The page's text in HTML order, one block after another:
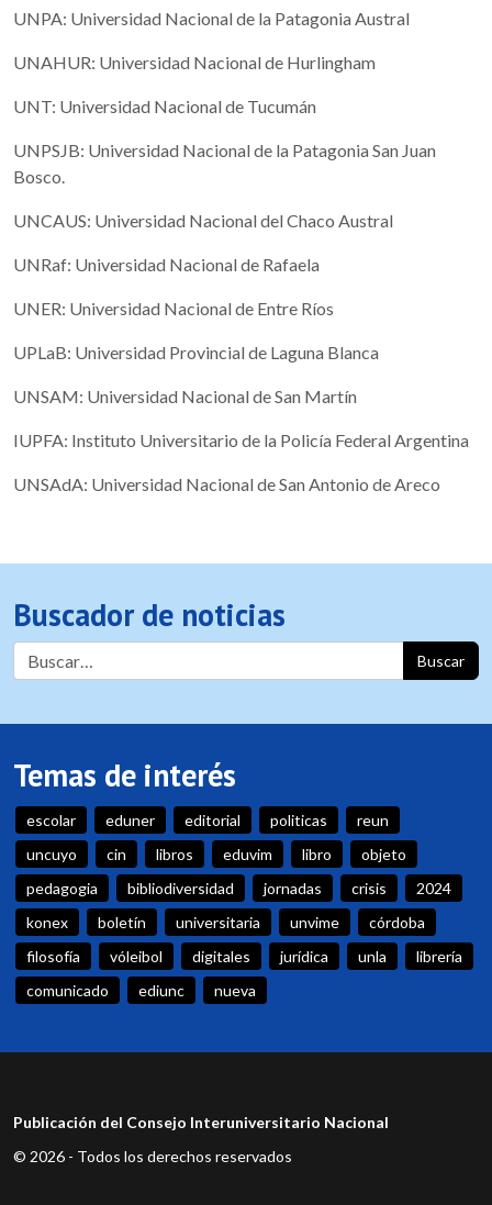
UNPA: Universidad Nacional de la Patagonia Austral
UNAHUR: Universidad Nacional de Hurlingham
UNT: Universidad Nacional de Tucumán
UNPSJB: Universidad Nacional de la Patagonia San Juan
Bosco.
UNCAUS: Universidad Nacional del Chaco Austral
UNRaf: Universidad Nacional de Rafaela
UNER: Universidad Nacional de Entre Ríos
UPLaB: Universidad Provincial de Laguna Blanca
UNSAM: Universidad Nacional de San Martín
IUPFA: Instituto Universitario de la Policía Federal Argentina
UNSAdA: Universidad Nacional de San Antonio de Areco
Buscador de noticias
Buscar
Temas de interés
escolar eduner editorial politicas
reun
uncuyo
cin libros eduvim libro
objeto
pedagogia
bibliodiversidad jornadas crisis
2024
konex
boletín universitaria unvime
córdoba
filosofía
vóleibol digitales jurídica unla
librería
comunicado
ediunc nueva
Publicación del Consejo Interuniversitario Nacional
© 2026 - Todos los derechos reservados